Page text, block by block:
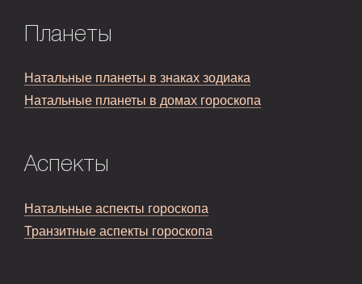
Планеты
Натальные планеты в знаках зодиака
Натальные планеты в домах гороскопа
Аспекты
Натальные аспекты гороскопа
Транзитные аспекты гороскопа